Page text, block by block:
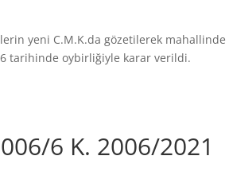
yeni C.M.K.da gözetilerek mahallinde
tarihinde oybirliğiyle karar verildi.
6 K. 2006/2021